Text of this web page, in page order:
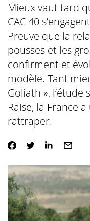
Mieux vaut tard
CAC 40
Preuve que la
pousses et les
confirment et
modèle. Tant
Goliath », l’étude
Raise, la France
rattraper.